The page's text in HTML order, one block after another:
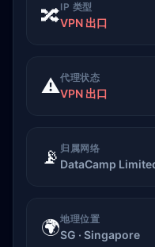
🔀IP 类型
VPN 出口
⚠️代理状态
VPN 出口
📡 归属网络
DataCamp
🌍地理位置
SG · Singapore